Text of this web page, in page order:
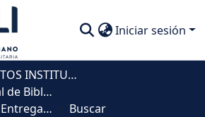
Iniciar sesión
DOCUMENTOS INSTITUCIONALES
Sistema Nacional de Bibliotecas - SISNAB
Documentos de Entrega de Trabajos de Investigación
Buscar